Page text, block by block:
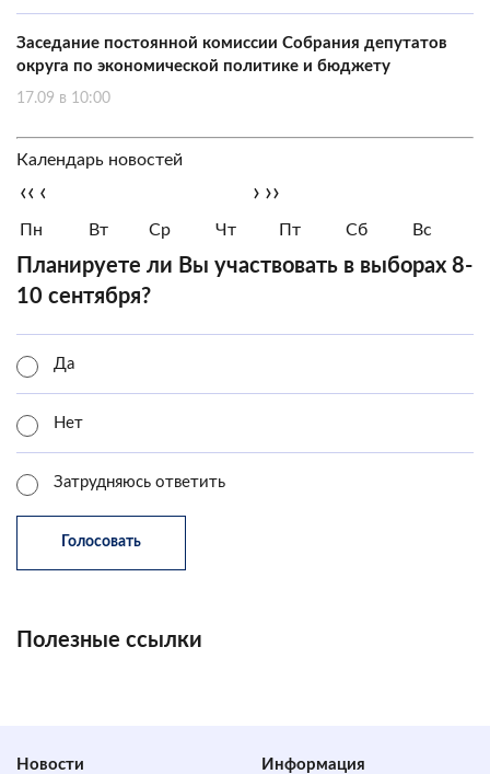
Заседание постоянной комиссии Собрания депутатов
округа по экономической политике и бюджету
17.09 в 10:00
Календарь новостей
‹‹ ‹ › ››
Пн Вт Ср Чт Пт Сб Вс
Планируете ли Вы участвовать в выборах 8-
10 сентября?
Да
Нет
Затрудняюсь ответить
Полезные ссылки
Новости Информация